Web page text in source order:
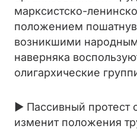
марксистско-
положением
возникшими
наверняка
олигархические
► Пассивный протест
изменит положения